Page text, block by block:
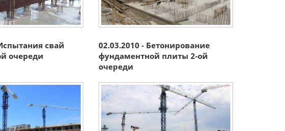
свай
очереди
02.03.2010 - Бетонирование
фундаментной плиты 2-ой
очереди